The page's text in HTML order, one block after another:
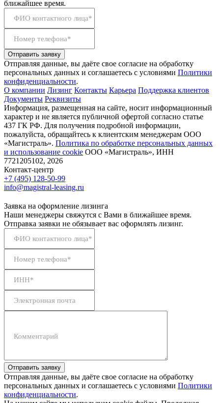
ближайшее время.
ФИО контактного лица*
Номер телефона*
Отправить заявку
Отправляя данные, вы даёте свое согласие на обработку
персональных данных и соглашаетесь с условиями Политики
конфиденциальности.
О компании Лизинг Контакты Карьера Поддержка клиентов
Документы Реквизиты
Информация, размещенная на сайте, носит информационный
характер и не является публичной офертой согласно статье
437 ГК РФ. Для получения подробной информации,
пожалуйста, обращайтесь к клиентским менеджерам ООО
«Магистраль». Политика по обработке персональных данных
и использование сookie ООО «Магистраль», ИНН
7721205102, 2026
Контакт-центр
+7 (495) 128-50-99
info@magistral-leasing.ru
Заявка на оформление лизинга
Наши менеджеры свяжутся с Вами в ближайшее время.
Отправка заявки не обязывает вас оформлять лизинг.
ФИО контактного лица*
Номер телефона*
ИНН*
Электронная почта
Комментарий
Отправить заявку
Отправляя данные, вы даёте свое согласие на обработку
персональных данных и соглашаетесь с условиями Политики
конфиденциальности.